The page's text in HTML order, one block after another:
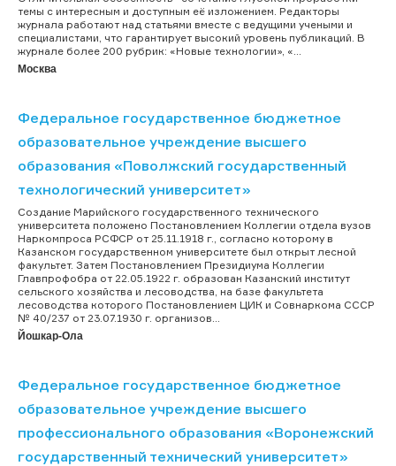
темы с интересным и доступным её изложением. Редакторы
журнала работают над статьями вместе с ведущими учеными и
специалистами, что гарантирует высокий уровень публикаций. В
журнале более 200 рубрик: «Новые технологии», «...
Москва
Федеральное государственное бюджетное
образовательное учреждение высшего
образования «Поволжский государственный
технологический университет»
Создание Марийского государственного технического
университета положено Постановлением Коллегии отдела вузов
Наркомпроса РСФСР от 25.11.1918 г., согласно которому в
Казанском государственном университете был открыт лесной
факультет. Затем Постановлением Президиума Коллегии
Главпрофобра от 22.05.1922 г. образован Казанский институт
сельского хозяйства и лесоводства, на базе факультета
лесоводства которого Постановлением ЦИК и Совнаркома СССР
№ 40/237 от 23.07.1930 г. организов...
Йошкар-Ола
Федеральное государственное бюджетное
образовательное учреждение высшего
профессионального образования «Воронежский
государственный технический университет»